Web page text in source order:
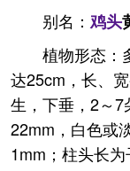
别名： 鸡头
植物形态：
达25cm，长、
生，下垂，2～7
22mm，白色或
1mm；柱头长